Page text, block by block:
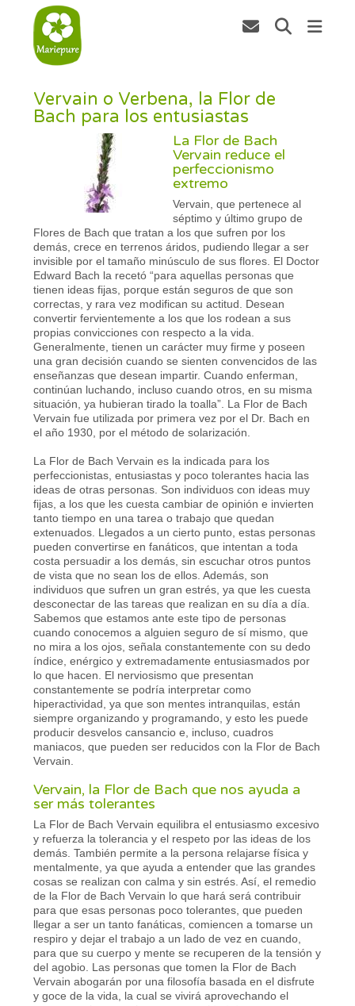
Vervain o Verbena, la Flor de
Bach para los entusiastas
La Flor de Bach
Vervain reduce el
perfeccionismo
extremo
Vervain, que pertenece al
séptimo y último grupo de
Flores de Bach que tratan a los que sufren por los
demás, crece en terrenos áridos, pudiendo llegar a ser
invisible por el tamaño minúsculo de sus flores. El Doctor
Edward Bach la recetó “para aquellas personas que
tienen ideas fijas, porque están seguros de que son
correctas, y rara vez modifican su actitud. Desean
convertir fervientemente a los que los rodean a sus
propias convicciones con respecto a la vida.
Generalmente, tienen un carácter muy firme y poseen
una gran decisión cuando se sienten convencidos de las
enseñanzas que desean impartir. Cuando enferman,
continúan luchando, incluso cuando otros, en su misma
situación, ya hubieran tirado la toalla”. La Flor de Bach
Vervain fue utilizada por primera vez por el Dr. Bach en
el año 1930, por el método de solarización.
La Flor de Bach Vervain es la indicada para los
perfeccionistas, entusiastas y poco tolerantes hacia las
ideas de otras personas. Son individuos con ideas muy
fijas, a los que les cuesta cambiar de opinión e invierten
tanto tiempo en una tarea o trabajo que quedan
extenuados. Llegados a un cierto punto, estas personas
pueden convertirse en fanáticos, que intentan a toda
costa persuadir a los demás, sin escuchar otros puntos
de vista que no sean los de ellos. Además, son
individuos que sufren un gran estrés, ya que les cuesta
desconectar de las tareas que realizan en su día a día.
Sabemos que estamos ante este tipo de personas
cuando conocemos a alguien seguro de sí mismo, que
no mira a los ojos, señala constantemente con su dedo
índice, enérgico y extremadamente entusiasmados por
lo que hacen. El nerviosismo que presentan
constantemente se podría interpretar como
hiperactividad, ya que son mentes intranquilas, están
siempre organizando y programando, y esto les puede
producir desvelos cansancio e, incluso, cuadros
maniacos, que pueden ser reducidos con la Flor de Bach
Vervain.
Vervain, la Flor de Bach que nos ayuda a
ser más tolerantes
La Flor de Bach Vervain equilibra el entusiasmo excesivo
y refuerza la tolerancia y el respeto por las ideas de los
demás. También permite a la persona relajarse física y
mentalmente, ya que ayuda a entender que las grandes
cosas se realizan con calma y sin estrés. Así, el remedio
de la Flor de Bach Vervain lo que hará será contribuir
para que esas personas poco tolerantes, que pueden
llegar a ser un tanto fanáticas, comiencen a tomarse un
respiro y dejar el trabajo a un lado de vez en cuando,
para que su cuerpo y mente se recuperen de la tensión y
del agobio. Las personas que tomen la Flor de Bach
Vervain abogarán por una filosofía basada en el disfrute
y goce de la vida, la cual se vivirá aprovechando el